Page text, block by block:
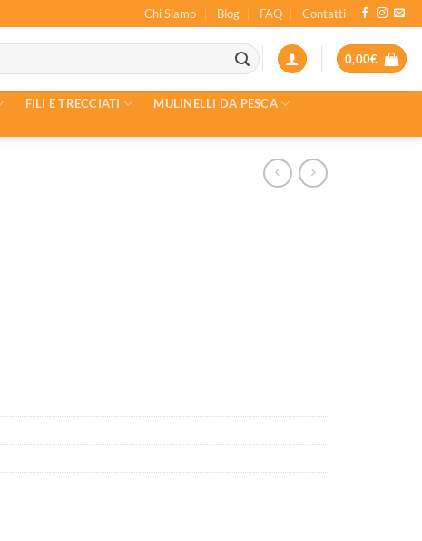
Chi Siamo Blog FAQ Contatti
0,00€
FILI E TRECCIATI
MULINELLI DA PESCA